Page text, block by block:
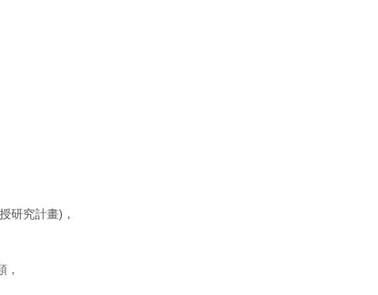
研究計畫)，
，